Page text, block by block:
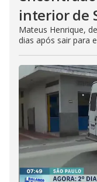
interior de
Mateus Henrique,
dias após sair para